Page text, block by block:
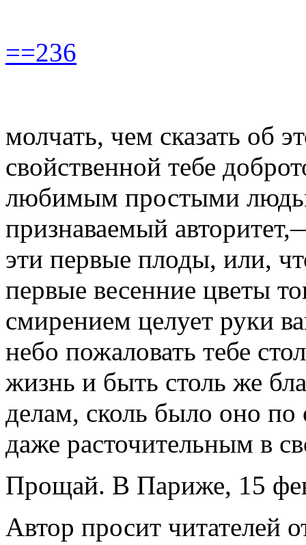
==236
молчать, чем сказать об
свойственной тебе
любимым простыми
признаваемый
эти первые плоды, или,
первые весенние цветы
смирением целует руки
небо пожаловать тебе
жизнь и быть столь же
делам, сколь было оно
даже расточительным в
Прощай. В Париже, 15
Автор просит читателей